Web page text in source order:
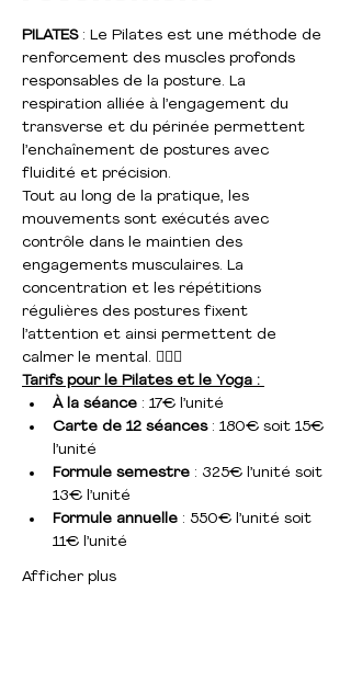
PILATES : Le Pilates est une méthode de
renforcement des muscles profonds
responsables de la posture. La
respiration alliée à l’engagement du
transverse et du périnée permettent
l’enchaînement de postures avec
fluidité et précision.
Tout au long de la pratique, les
mouvements sont exécutés avec
contrôle dans le maintien des
engagements musculaires. La
concentration et les répétitions
régulières des postures fixent
l’attention et ainsi permettent de
calmer le mental. 🤸🏻‍♀️
Tarifs pour le Pilates et le Yoga :
À la séance : 17€ l’unité
Carte de 12 séances : 180€ soit 15€
l’unité
Formule semestre : 325€ l’unité soit
13€ l’unité
Formule annuelle : 550€ l’unité soit
11€ l’unité
Afficher plus